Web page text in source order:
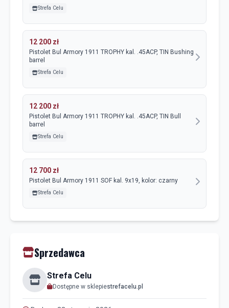
Strefa Celu
12 200 zł
Pistolet Bul Armory 1911 TROPHY kal. .45ACP, TIN Bushing
barrel
Strefa Celu
12 200 zł
Pistolet Bul Armory 1911 TROPHY kal. .45ACP, TIN Bull
barrel
Strefa Celu
12 700 zł
Pistolet Bul Armory 1911 SOF kal. 9x19, kolor: czarny
Strefa Celu
Sprzedawca
Strefa Celu
Dostępne w sklepiestrefacelu.pl